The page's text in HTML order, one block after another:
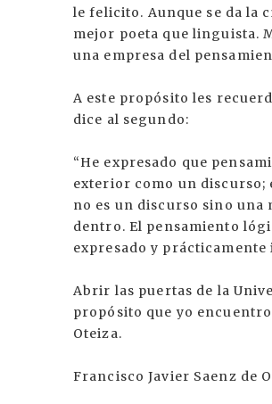
le felicito. Aunque se da la
mejor poeta que linguista.
una empresa del
A este propósito les
dice al segundo:
“He expresado que
exterior como un discurso;
no es un discurso sino una
dentro. El pensamiento
expresado y prácticamente
Abrir las puertas de la
propósito que yo
Oteiza.
Francisco Javier Saenz de